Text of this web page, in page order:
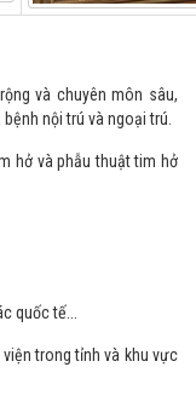
và chuyên môn sâu,
nội trú và ngoại trú.
hở và phẫu thuật tim hở
quốc tế...
trong tỉnh và khu vực